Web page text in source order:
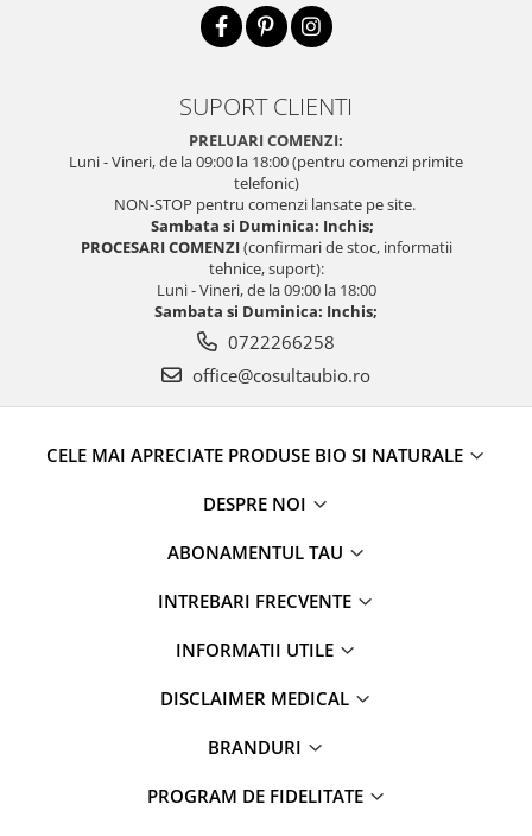
SUPORT CLIENTI
PRELUARI COMENZI:
Luni - Vineri, de la 09:00 la 18:00 (pentru comenzi primite
telefonic)
NON-STOP pentru comenzi lansate pe site.
Sambata si Duminica: Inchis;
PROCESARI COMENZI(confirmari de stoc, informatii
tehnice, suport):
Luni - Vineri, de la 09:00 la 18:00
Sambata si Duminica: Inchis;
0722266258
office@cosultaubio.ro
CELE MAI APRECIATE PRODUSE BIO SI NATURALE
DESPRE NOI
ABONAMENTUL TAU
INTREBARI FRECVENTE
INFORMATII UTILE
DISCLAIMER MEDICAL
BRANDURI
PROGRAM DE FIDELITATE